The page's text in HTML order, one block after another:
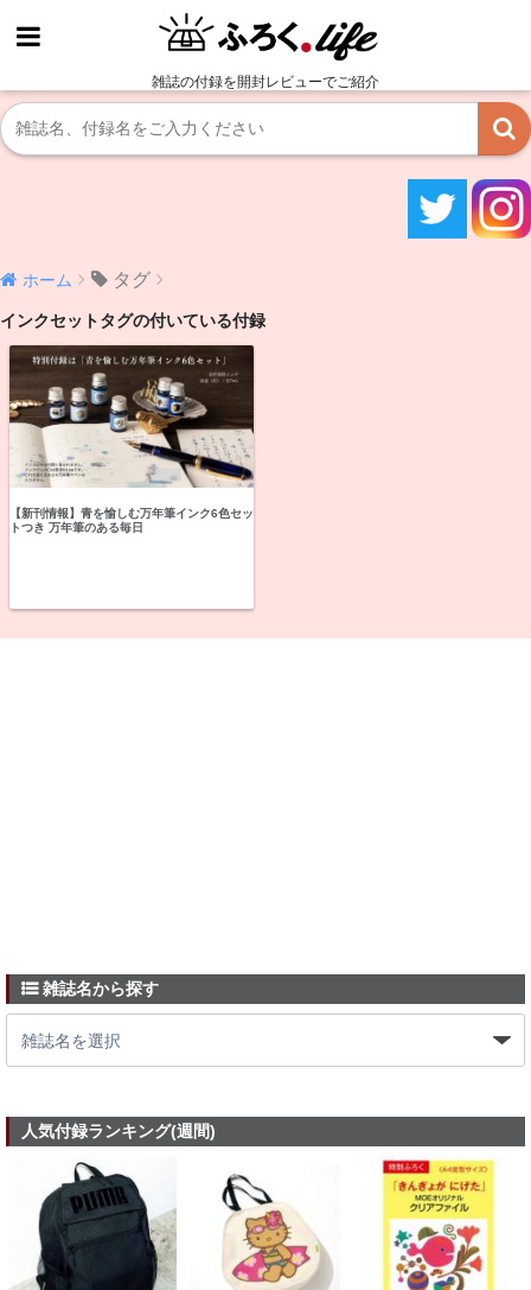
雑誌の付録を開封レビューでご紹介
ホーム タグ
インクセットタグの付いている付録
【新刊情報】青を愉しむ万年筆インク6色セッ
トつき 万年筆のある毎日
雑誌名から探す
人気付録ランキング(週間)